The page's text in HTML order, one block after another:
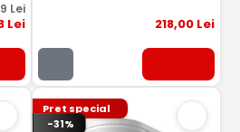
Lei
Lei 218,00 Lei
Pret special
-31%